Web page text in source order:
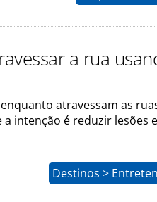
a rua
atravessam as
intenção é reduzir lesões
Destinos >